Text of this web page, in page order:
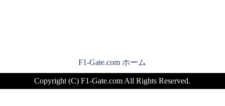
F1-Gate.com ホーム
Copyright (C) F1-Gate.com All Rights Reserved.